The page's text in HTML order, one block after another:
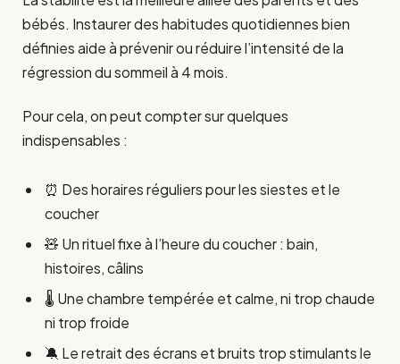
bébés. Instaurer des habitudes quotidiennes bien
définies aide à prévenir ou réduire l’intensité de la
régression du sommeil à 4 mois.
Pour cela, on peut compter sur quelques
indispensables :
⏰ Des horaires réguliers pour les siestes et le
coucher
🧸 Un rituel fixe à l’heure du coucher : bain,
histoires, câlins
🌡️ Une chambre tempérée et calme, ni trop chaude
ni trop froide
🔕 Le retrait des écrans et bruits trop stimulants le